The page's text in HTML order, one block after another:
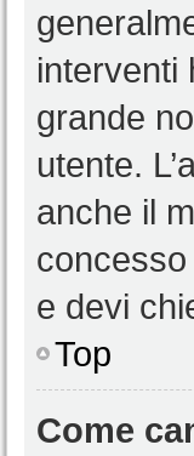
interventi
grande
utente.
anche il
concesso
e devi
Top
Come